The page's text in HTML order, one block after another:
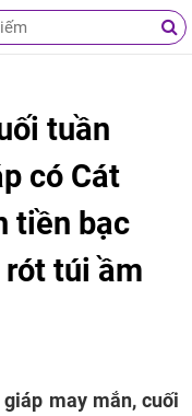
tuần
có Cát
tiền bạc
túi ầm
may mắn, cuối